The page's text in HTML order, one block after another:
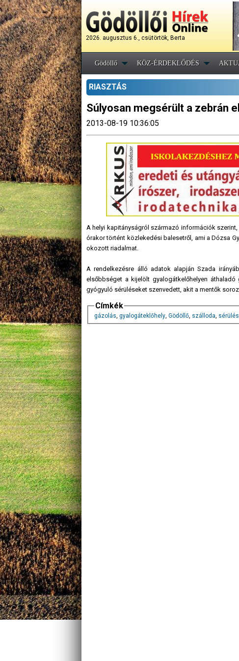
2026. augusztus 6., csütörtök, Berta
Gödöllő KÖZ-ÉRDEKLŐDÉS
RIASZTÁS
Súlyosan megsérült a zebrán
2013-08-19 10:36:05
A helyi kapitányságról származó információk
órakor történt közlekedési balesetről, ami a Dózsa
okozott riadalmat.
A rendelkezésre álló adatok alapján Szada
elsőbbséget a kijelölt gyalogátkelőhelyen
gyógyuló sérüléseket szenvedett, akit a mentők
Címkék
gázolás, gyalogáteklőhely, Gödöllő, szálloda, sérülés